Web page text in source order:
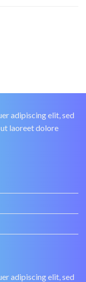
adipiscing elit, sed
laoreet dolore
adipiscing elit, sed